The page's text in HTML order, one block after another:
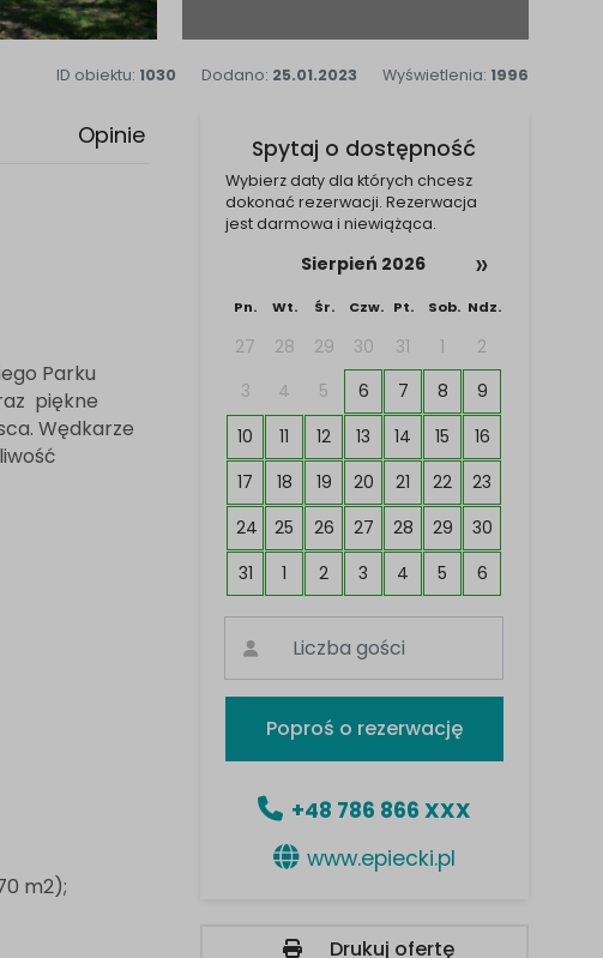
ID obiektu: 1030 Dodano: 25.01.2023 Wyświetlenia: 1996
Opinie
Parku
piękne
Wędkarze
m2);
Spytaj o dostępność
Wybierz daty dla których chcesz
dokonać rezerwacji. Rezerwacja
jest darmowa i niewiążąca.
Sierpień 2026 »
Pn. Wt. Śr. Czw. Pt. Sob. Ndz.
27 28 29 30 31 1
2
3
4 5 6 7 8
9
10
11 12 13 14 15
16
17
18 19 20 21 22
23
24
25 26 27 28 29
30
31
1 2 3 4 5 6
Poproś o rezerwację
+48 786 866 XXX
www.epiecki.pl
Drukuj ofertę